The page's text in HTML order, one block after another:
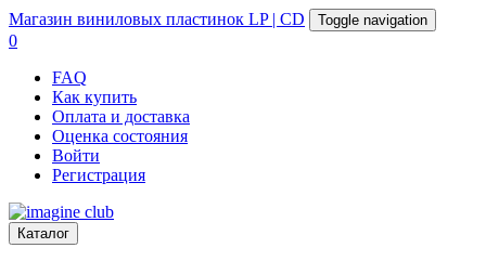
Магазин виниловых пластинок LP | CD Toggle navigation
0
FAQ
Как купить
Оплата и доставка
Оценка состояния
Войти
Регистрация
Каталог